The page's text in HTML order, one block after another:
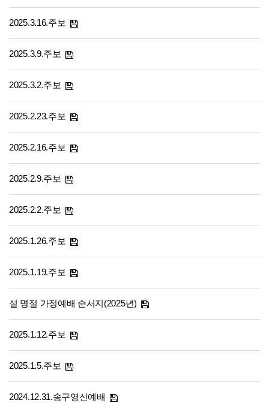
2025.3.16.주보
2025.3.9.주보
2025.3.2.주보
2025.2.23.주보
2025.2.16.주보
2025.2.9.주보
2025.2.2.주보
2025.1.26.주보
2025.1.19.주보
설 명절 가정예배 순서지(2025년)
2025.1.12.주보
2025.1.5.주보
2024.12.31.송구영신예배